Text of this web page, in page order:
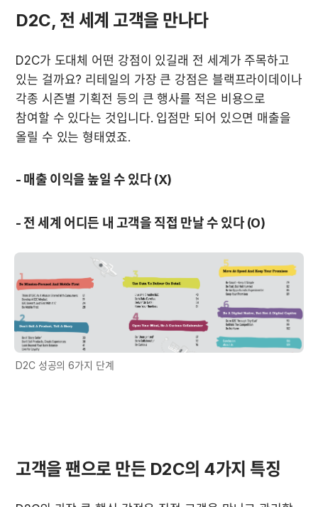
D2C, 전 세계 고객을 만나다
D2C가 도대체 어떤 강점이 있길래 전 세계가 주목하고
있는 걸까요? 리테일의 가장 큰 강점은 블랙프라이데이나
각종 시즌별 기획전 등의 큰 행사를 적은 비용으로
참여할 수 있다는 것입니다. 입점만 되어 있으면 매출을
올릴 수 있는 형태였죠.
-
- 전 세계 어디든 내 고객을 직접 만날 수 있다 (O)
D2C 성공의 6가지 단계
고객을 팬으로 만든 D2C의 4가지 특징